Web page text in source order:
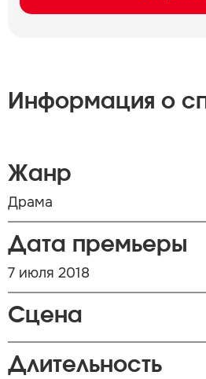
Информация о
Жанр
Драма
Дата премьеры
7 июля 2018
Сцена
Длительность